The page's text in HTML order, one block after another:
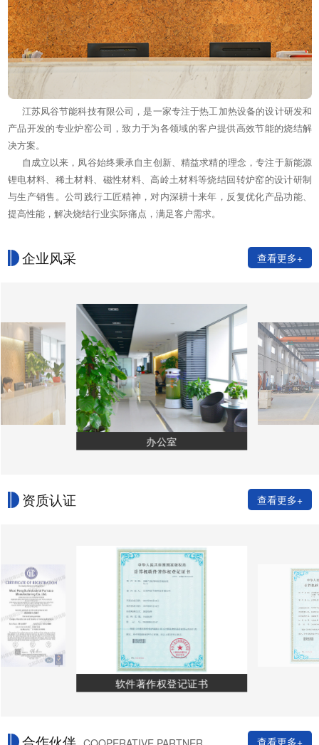
江苏凤谷节能科技有限公司，是一家专注于热工加热设备的设计研发和
产品开发的专业炉窑公司，致力于为各领域的客户提供高效节能的烧结解
决方案。
自成立以来，凤谷始终秉承自主创新、精益求精的理念，专注于新能源
锂电材料、稀土材料、磁性材料、高岭土材料等烧结回转炉窑的设计研制
与生产销售。公司践行工匠精神，对内深耕十来年，反复优化产品功能、
提高性能，解决烧结行业实际痛点，满足客户需求。
企业风采 查看更多+
办公室
资质认证 查看更多+
软件著作权登记证书
查看更多+